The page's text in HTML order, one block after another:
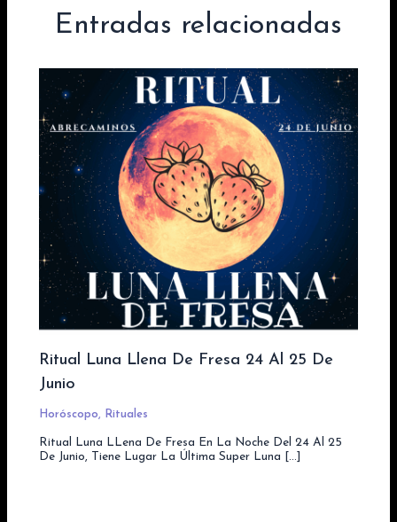
Entradas relacionadas
Ritual Luna Llena De Fresa 24 Al 25 De
Junio
Horóscopo, Rituales
Ritual Luna LLena De Fresa En La Noche Del 24 Al 25
De Junio, Tiene Lugar La Última Super Luna […]